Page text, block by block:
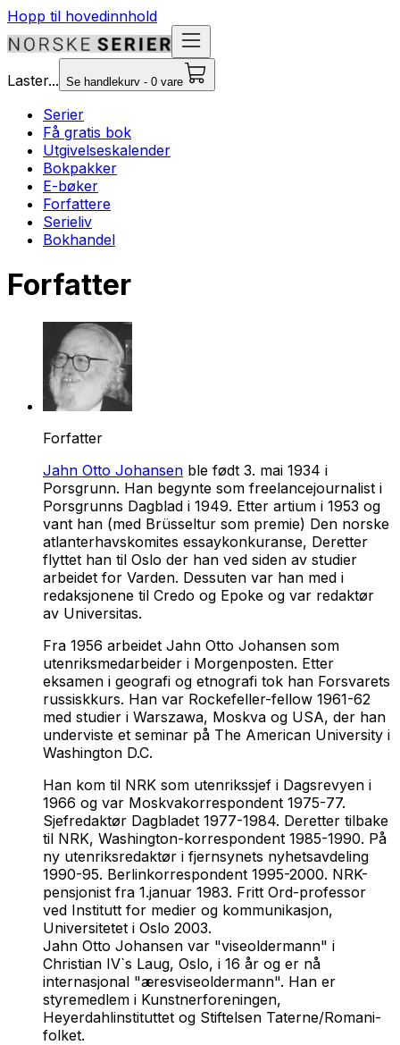
Hopp til hovedinnhold
Laster... Se handlekurv - 0 vare
Serier
Få gratis bok
Utgivelseskalender
Bokpakker
E-bøker
Forfattere
Serieliv
Bokhandel
Forfatter
Forfatter
Jahn Otto Johansen ble født 3. mai 1934 i
Porsgrunn. Han begynte som freelancejournalist i
Porsgrunns Dagblad i 1949. Etter artium i 1953 og
vant han (med Brüsseltur som premie) Den norske
atlanterhavskomites essaykonkuranse, Deretter
flyttet han til Oslo der han ved siden av studier
arbeidet for Varden. Dessuten var han med i
redaksjonene til Credo og Epoke og var redaktør
av Universitas.
Fra 1956 arbeidet Jahn Otto Johansen som
utenriksmedarbeider i Morgenposten. Etter
eksamen i geografi og etnografi tok han Forsvarets
russiskkurs. Han var Rockefeller-fellow 1961-62
med studier i Warszawa, Moskva og USA, der han
underviste et seminar på The American University i
Washington D.C.
Han kom til NRK som utenrikssjef i Dagsrevyen i
1966 og var Moskvakorrespondent 1975-77.
Sjefredaktør Dagbladet 1977-1984. Deretter tilbake
til NRK, Washington-korrespondent 1985-1990. På
ny utenriksredaktør i fjernsynets nyhetsavdeling
1990-95. Berlinkorrespondent 1995-2000. NRK-
pensjonist fra 1.januar 1983. Fritt Ord-professor
ved Institutt for medier og kommunikasjon,
Universitetet i Oslo 2003.
Jahn Otto Johansen var "viseoldermann" i
Christian IV`s Laug, Oslo, i 16 år og er nå
internasjonal "æresviseoldermann". Han er
styremedlem i Kunstnerforeningen,
Heyerdahlinstituttet og Stiftelsen Taterne/Romani-
folket.